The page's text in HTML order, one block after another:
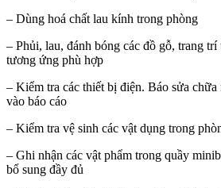
– Dùng hoá chất lau kính trong phòng
– Phủi, lau, đánh bóng các đồ gỗ, trang
tương ứng phù hợp
– Kiểm tra các thiết bị điện. Báo sửa
vào báo cáo
– Kiểm tra vệ sinh các vật dụng trong
– Ghi nhận các vật phẩm trong quầy
bổ sung đầy đủ